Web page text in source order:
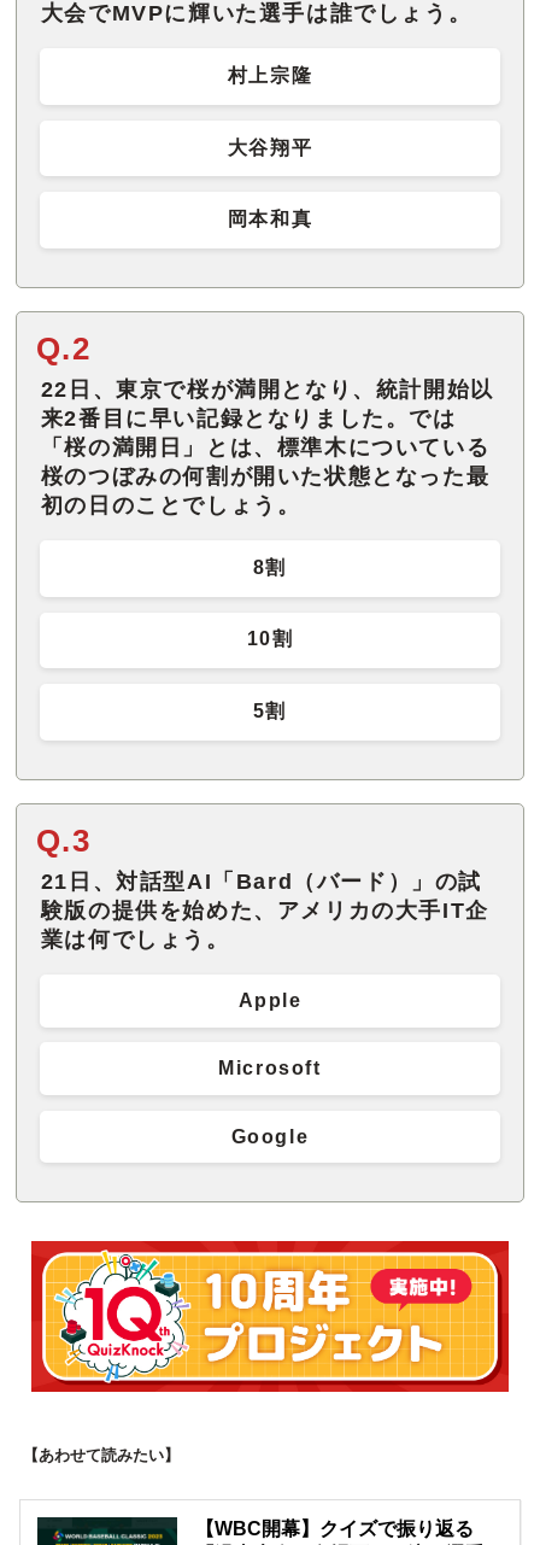
大会でMVPに輝いた選手は誰でしょう。
村上宗隆
大谷翔平
岡本和真
Q.2
22日、東京で桜が満開となり、統計開始以
来2番目に早い記録となりました。では
「桜の満開日」とは、標準木についている
桜のつぼみの何割が開いた状態となった最
初の日のことでしょう。
8割
10割
5割
Q.3
21日、対話型AI「Bard（バード）」の試
験版の提供を始めた、アメリカの大手IT企
業は何でしょう。
Apple
Microsoft
Google
【あわせて読みたい】
【WBC開幕】クイズで振り返る